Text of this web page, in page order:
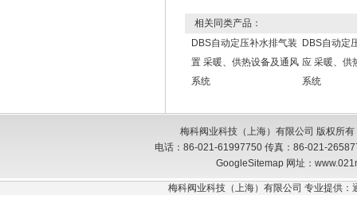
相关同类产品：
DBS自动定压补水排气装
置 采暖、供热设备及通风
系统
DBS自动定
应 采暖、供
系统
梅科阀业科技（上海）有限公司 版权所
电话：86-021-61997750 传真：86-021-
GoogleSitemap网址：
梅科阀业科技（上海）有限公司 专业提供